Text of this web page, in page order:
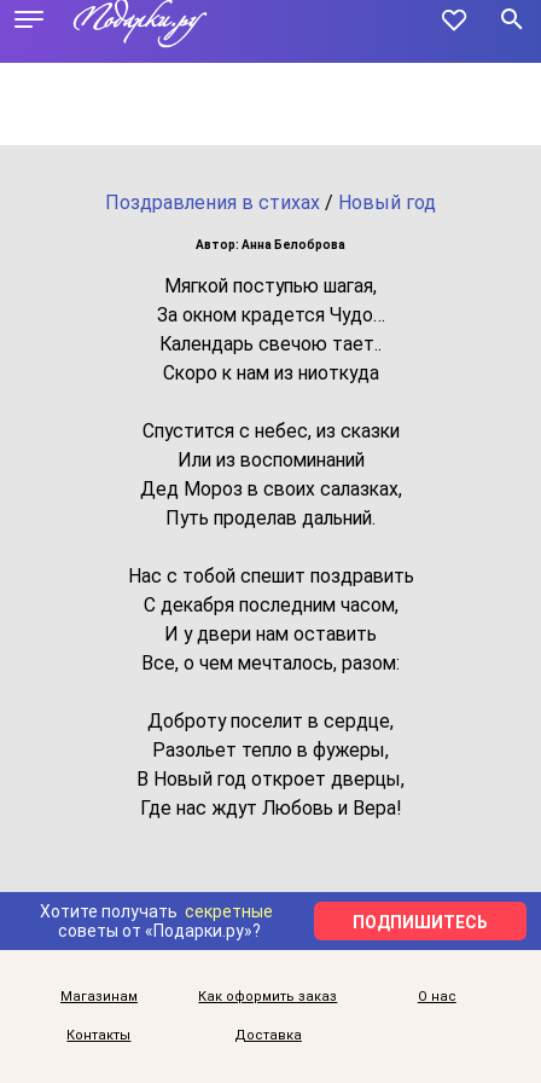
Поздравления в стихах / Новый год
Автор: Анна Белоброва
Мягкой поступью шагая,
За окном крадется Чудо…
Календарь свечою тает..
Скоро к нам из ниоткуда
Спустится с небес, из сказки
Или из воспоминаний
Дед Мороз в своих салазках,
Путь проделав дальний.
Нас с тобой спешит поздравить
С декабря последним часом,
И у двери нам оставить
Все, о чем мечталось, разом:
Доброту поселит в сердце,
Разольет тепло в фужеры,
В Новый год откроет дверцы,
Где нас ждут Любовь и Вера!
Хотите получать секретные
советы от «Подарки.ру»?
ПОДПИШИТЕСЬ
Магазинам Как оформить заказ О нас
Контакты Доставка